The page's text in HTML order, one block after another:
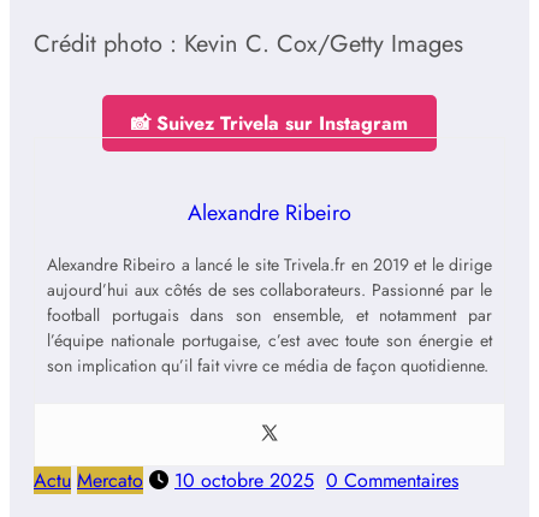
Crédit photo : Kevin C. Cox/Getty Images
📸 Suivez Trivela sur Instagram
Alexandre Ribeiro
Alexandre Ribeiro a lancé le site Trivela.fr en 2019 et le dirige
aujourd’hui aux côtés de ses collaborateurs. Passionné par le
football portugais dans son ensemble, et notamment par
l’équipe nationale portugaise, c’est avec toute son énergie et
son implication qu’il fait vivre ce média de façon quotidienne.
Actu Mercato 10 octobre 2025 0 Commentaires